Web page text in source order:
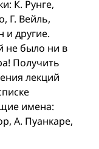
К. Рунге,
Г. Вейль,
и другие.
не было ни в
Получить
лекций
имена:
А. Пуанкаре,